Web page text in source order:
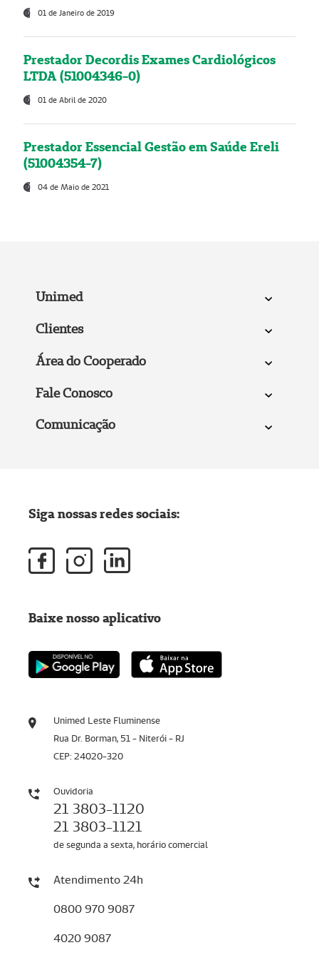
01 de Janeiro de 2019
Prestador Decordis Exames Cardiológicos
LTDA (51004346-0)
01 de Abril de 2020
Prestador Essencial Gestão em Saúde Ereli
(51004354-7)
04 de Maio de 2021
Unimed
Clientes
Área do Cooperado
Fale Conosco
Comunicação
Unimed Leste Fluminense
Rua Dr. Borman, 51 - Niterói - RJ
CEP: 24020-320
Ouvidoria
21 3803-1120
21 3803-1121
de segunda a sexta, horário comercial
Atendimento 24h
0800 970 9087
4020 9087
Siga nossas redes sociais:
Baixe nosso aplicativo